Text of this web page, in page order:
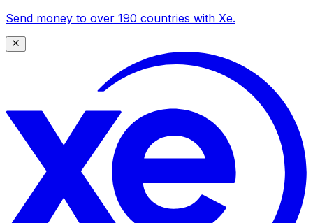
Send money to over 190 countries with Xe.